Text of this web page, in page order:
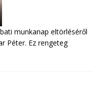
munkanap eltörléséről
Péter. Ez rengeteg